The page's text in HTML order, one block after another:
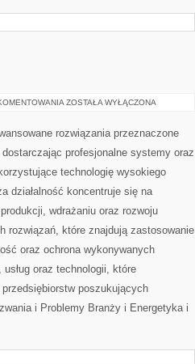
OD
ZOSTAŁA WYŁĄCZONA
rozwiązania przeznaczone
dostarczając profesjonalne systemy oraz
technologię wysokiego
działalność koncentruje się na
wdrażaniu oraz rozwoju
rozwiązań, które znajdują zastosowanie
oraz ochrona wykonywanych
oraz technologii, które
przedsiębiorstw poszukujących
i Problemy Branży i Energetyka i